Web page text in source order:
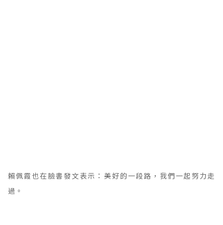
賴佩霞也在臉書發文表示：美好的一段路，我們一起努力走
過。